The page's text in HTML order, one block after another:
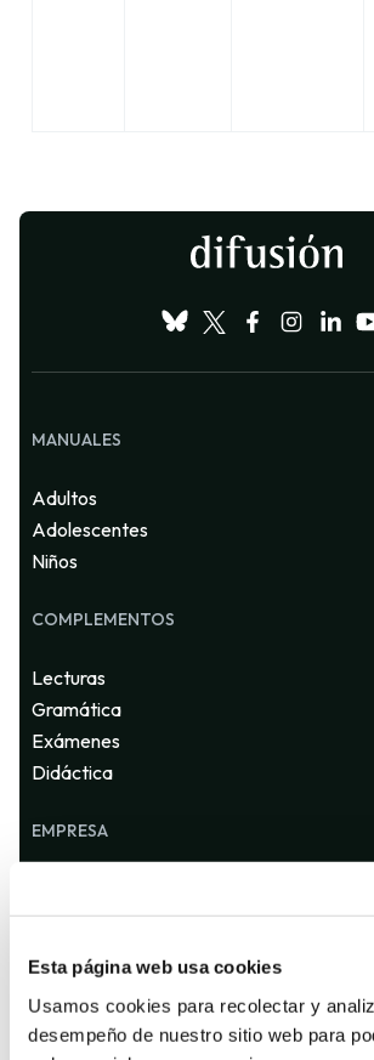
Esta página web usa cookies
Usamos cookies para recolectar y
desempeño de nuestro sitio web para
MANUALES
Adultos
Adolescentes
Niños
COMPLEMENTOS
Lecturas
Gramática
Exámenes
Didáctica
EMPRESA
Contáctanos
Distribuidores
SUSCRÍBETE A NUESTRA NEWSLETTER